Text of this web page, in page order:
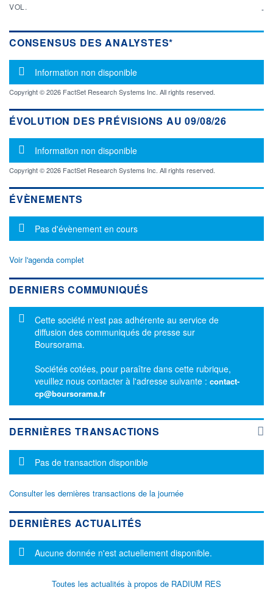
VOL.
-
CONSENSUS DES ANALYSTES*
Message d'information
Information non disponible
Copyright © 2026 FactSet Research Systems Inc. All rights reserved.
ÉVOLUTION DES PRÉVISIONS AU 09/08/26
Message d'information
Information non disponible
Copyright © 2026 FactSet Research Systems Inc. All rights reserved.
ÉVÈNEMENTS
Message d'information
Pas d'évènement en cours
Voir l'agenda complet
DERNIERS COMMUNIQUÉS
Message d'information
Cette société n'est pas adhérente au service de
diffusion des communiqués de presse sur
Boursorama.
Sociétés cotées, pour paraître dans cette rubrique,
veuillez nous contacter à l'adresse suivante : contact-
cp@boursorama.fr
DERNIÈRES TRANSACTIONS
Message d'information
Pas de transaction disponible
Consulter les dernières transactions de la journée
DERNIÈRES ACTUALITÉS
Message d'information
Aucune donnée n'est actuellement disponible.
Toutes les actualités à propos de RADIUM RES